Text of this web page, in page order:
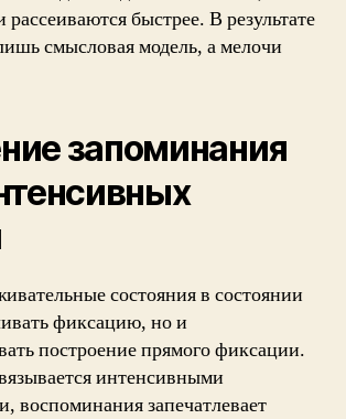
рассеиваются быстрее. В результате
смысловая модель, а мелочи
запоминания
состояния в состоянии
фиксацию, но и
построение прямого фиксации.
интенсивными
воспоминания запечатлевает